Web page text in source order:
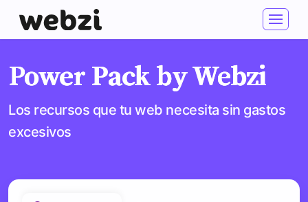
Power Pack by Webzi
Los recursos que tu web necesita sin gastos
excesivos